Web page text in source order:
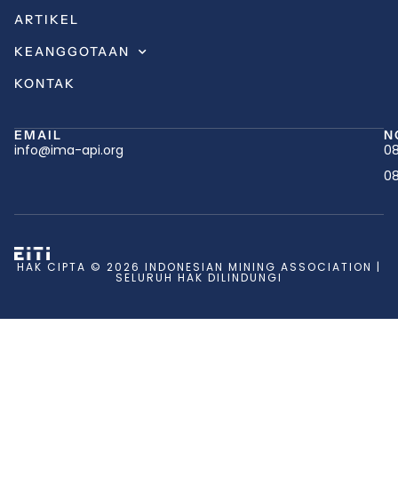
ARTIKEL
KEANGGOTAAN
KONTAK
EMAIL
info@ima-api.org
HAK CIPTA © 2026 INDONESIAN MINING ASSOCIATION |
SELURUH HAK DILINDUNGI